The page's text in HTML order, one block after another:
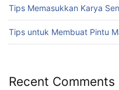
Tips Memasukkan Karya
Tips untuk Membuat Pintu
Recent Comments